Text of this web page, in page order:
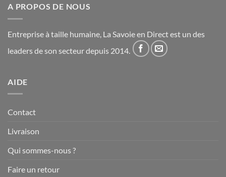
A PROPOS DE NOUS
Entreprise à taille humaine, La Savoie en Direct est un des
leaders de son secteur depuis 2014.
AIDE
Contact
Livraison
Qui sommes-nous ?
Faire un retour